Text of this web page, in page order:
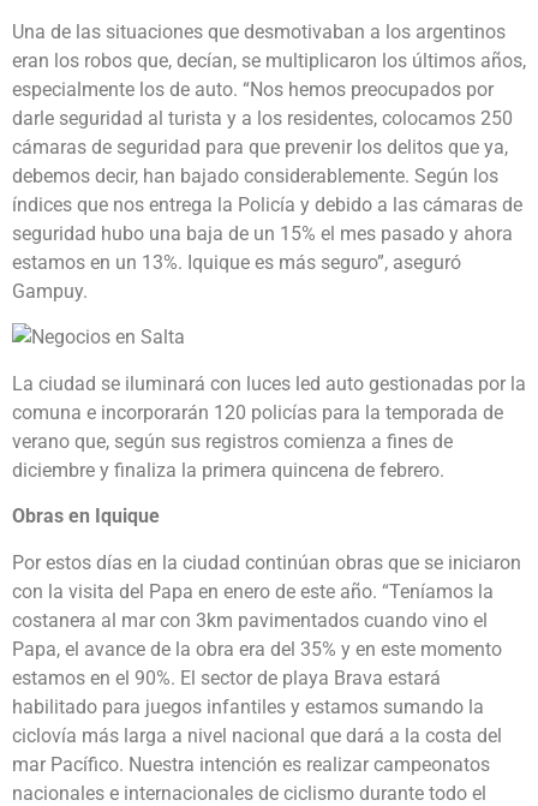
Una de las situaciones que desmotivaban a los argentinos
eran los robos que, decían, se multiplicaron los últimos años,
especialmente los de auto. “Nos hemos preocupados por
darle seguridad al turista y a los residentes, colocamos 250
cámaras de seguridad para que prevenir los delitos que ya,
debemos decir, han bajado considerablemente. Según los
índices que nos entrega la Policía y debido a las cámaras de
seguridad hubo una baja de un 15% el mes pasado y ahora
estamos en un 13%. Iquique es más seguro”, aseguró
Gampuy.
La ciudad se iluminará con luces led auto gestionadas por la
comuna e incorporarán 120 policías para la temporada de
verano que, según sus registros comienza a fines de
diciembre y finaliza la primera quincena de febrero.
Obras en Iquique
Por estos días en la ciudad continúan obras que se iniciaron
con la visita del Papa en enero de este año. “Teníamos la
costanera al mar con 3km pavimentados cuando vino el
Papa, el avance de la obra era del 35% y en este momento
estamos en el 90%. El sector de playa Brava estará
habilitado para juegos infantiles y estamos sumando la
ciclovía más larga a nivel nacional que dará a la costa del
mar Pacífico. Nuestra intención es realizar campeonatos
nacionales e internacionales de ciclismo durante todo el